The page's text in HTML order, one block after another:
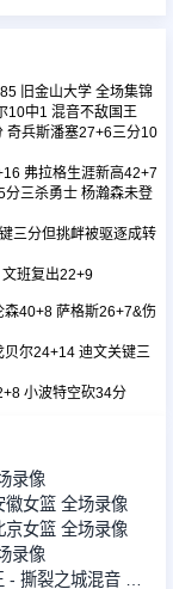
旧金山大学 全场集锦
10中1 混音不敌国王
奇兵斯潘塞27+6三分10
弗拉格生涯新高42+7
三杀勇士 杨瀚森未登
三分但挑衅被驱逐成转
班复出22+9
40+8 萨格斯26+7&伤
尔24+14 迪文关键三
小波特空砍34分
录像
女篮 全场录像
女篮 全场录像
录像